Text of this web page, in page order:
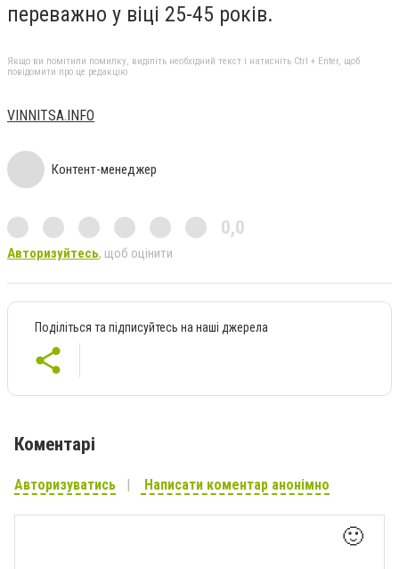
переважно у віці 25-45 років.
Якщо ви помітили помилку, виділіть необхідний текст і натисніть Ctrl + Enter, щоб
повідомити про це редакцію
VINNITSA.INFO
Контент-менеджер
0,0
Авторизуйтесь, щоб оцінити
Поділіться та підписуйтесь на наші джерела
Коментарі
Авторизуватись Написати коментар анонімно
🙂